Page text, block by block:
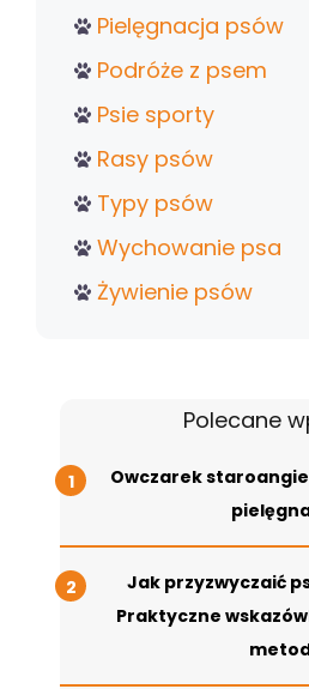
Pielęgnacja psów
Podróże z psem
Psie sporty
Rasy psów
Typy psów
Wychowanie psa
Żywienie psów
Polecane
Owczarek
Jak przyzwyczaić
Praktyczne